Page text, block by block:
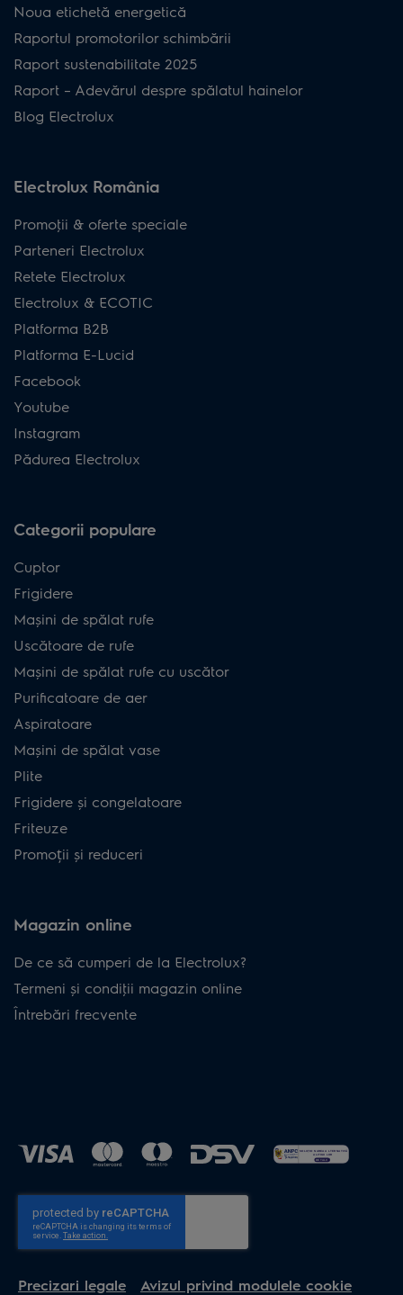
Noua etichetă energetică
Raportul promotorilor schimbării
Raport sustenabilitate 2025
Raport – Adevărul despre spălatul hainelor
Blog Electrolux
Electrolux România
Promoţii & oferte speciale
Parteneri Electrolux
Retete Electrolux
Electrolux & ECOTIC
Platforma B2B
Platforma E-Lucid
Facebook
Youtube
Instagram
Pădurea Electrolux
Categorii populare
Cuptor
Frigidere
Mașini de spălat rufe
Uscătoare de rufe
Mașini de spălat rufe cu uscător
Purificatoare de aer
Aspiratoare
Mașini de spălat vase
Plite
Frigidere și congelatoare
Friteuze
Promoții și reduceri
Magazin online
De ce să cumperi de la Electrolux?
Termeni și condiţii magazin online
Întrebări frecvente
Precizari legale Avizul privind modulele cookie